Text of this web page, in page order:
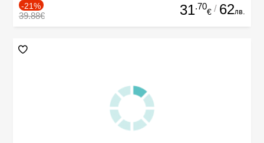
-21%
39.88€ 31.70
€ / 62лв.